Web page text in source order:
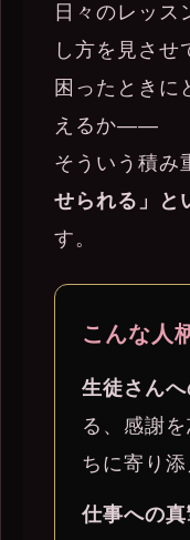
日々のレッス
し方を見させ
困ったときに
えるか——
そういう積み
せられる」と
す。
こんな人
生徒さんへ
る、感謝
ちに寄り添
仕事への真